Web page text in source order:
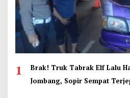
1
Brak! Truk Tabrak Elf Lalu
Jombang, Sopir Sempat